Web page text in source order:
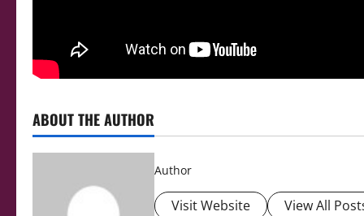
ABOUT THE AUTHOR
Author
Visit Website View All